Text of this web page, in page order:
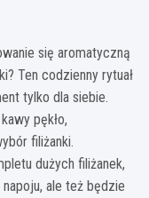
się aromatyczną
Ten codzienny rytuał
tylko dla siebie.
pękło,
filiżanki.
dużych filiżanek,
ale też będzie